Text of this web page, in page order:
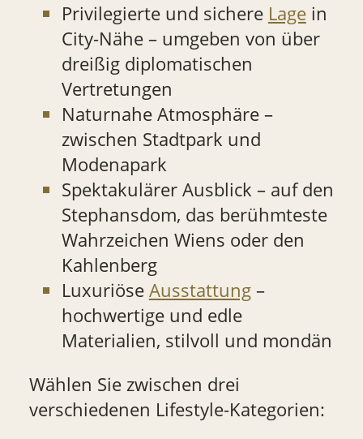
Privilegierte und sichere Lagein
City-Nähe – umgeben von über
dreißig diplomatischen
Vertretungen
Naturnahe Atmosphäre –
zwischen Stadtpark und
Modenapark
Spektakulärer Ausblick – auf den
Stephansdom, das berühmteste
Wahrzeichen Wiens oder den
Kahlenberg
LuxuriöseAusstattung–
hochwertige und edle
Materialien, stilvoll und mondän
Wählen Sie zwischen drei
verschiedenen Lifestyle-Kategorien: